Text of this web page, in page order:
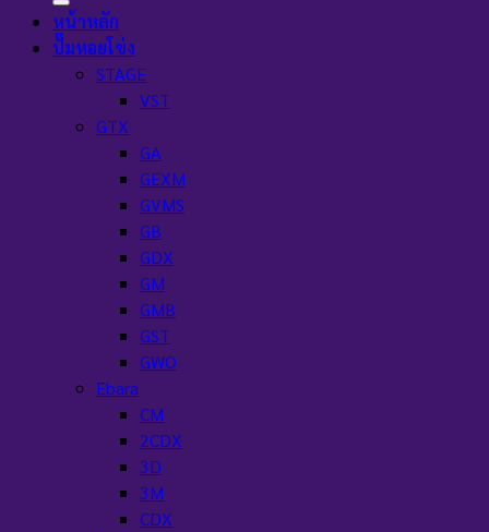
หน้าหลัก
ปั๊มหอยโข่ง
STAGE
VST
GTX
GA
GEXM
GVMS
GB
GDX
GM
GMB
GST
GWO
Ebara
CM
2CDX
3D
3M
CDX